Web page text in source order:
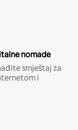
nomade
smještaj za
i